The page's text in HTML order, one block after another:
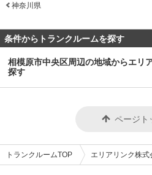
神奈川県
条件からトランクルームを探す
相模原市中央区周辺の地域からエリ
探す
ページト
トランクルームTOP エリアリンク株式